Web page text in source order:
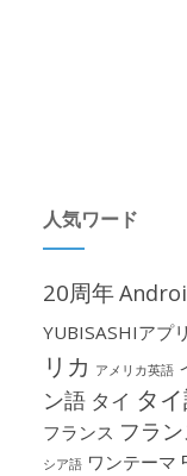
人気ワード
20周年
YUBISASHIアプリ
リカ アメリカ英語
ン語 タイ タ
フランス フラ
シア語 ワンテーマ